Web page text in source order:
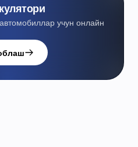
учун онлайн